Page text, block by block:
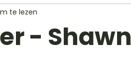
- Shawn
te lezen